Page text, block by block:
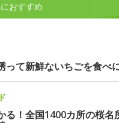
おすすめ
って新鮮ないちごを食べ
る！全国1400カ所の桜名